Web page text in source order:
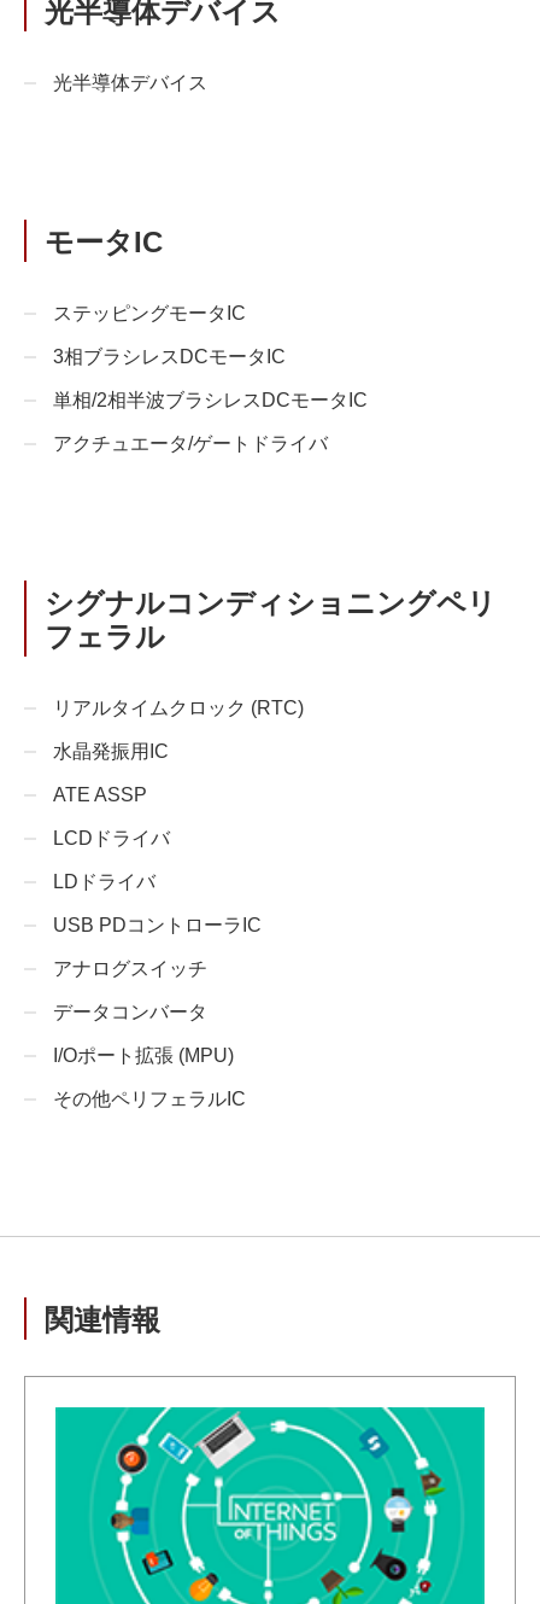
光半導体デバイス
光半導体デバイス
モータIC
ステッピングモータIC
3相ブラシレスDCモータIC
単相/2相半波ブラシレスDCモータIC
アクチュエータ/ゲートドライバ
シグナルコンディショニングペリ
フェラル
リアルタイムクロック (RTC)
水晶発振用IC
ATE ASSP
LCDドライバ
LDドライバ
USB PDコントローラIC
アナログスイッチ
データコンバータ
I/Oポート拡張 (MPU)
その他ペリフェラルIC
関連情報